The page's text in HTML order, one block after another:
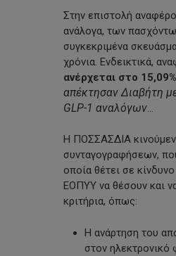
Hit enter to search or
Στην επιστολή
ανάλογα, των
συγκεκριμένα
χρόνια. Ενδεικτικά,
ανέρχεται στο 15,09%
απέκτησαν Διαβήτη
GLP-1 αναλόγων
Η ΠΟΣΣΑΣΔΙΑ
συνταγογραφήσεων,
οποία θέτει σε
ΕΟΠΥΥ να θέσουν και
κριτήρια, όπως:
Η ανάρτηση του
στον ηλεκτρονικό